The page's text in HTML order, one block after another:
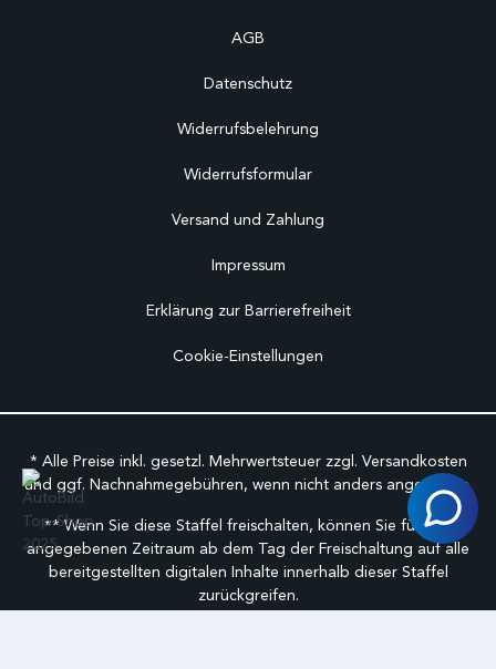
AGB
Datenschutz
Widerrufsbelehrung
Widerrufsformular
Versand und Zahlung
Impressum
Erklärung zur Barrierefreiheit
Cookie-Einstellungen
* Alle Preise inkl. gesetzl. Mehrwertsteuer zzgl. Versandkosten
und ggf. Nachnahmegebühren, wenn nicht anders angegeben.
** Wenn Sie diese Staffel freischalten, können Sie für den
angegebenen Zeitraum ab dem Tag der Freischaltung auf alle
bereitgestellten digitalen Inhalte innerhalb dieser Staffel
zurückgreifen.